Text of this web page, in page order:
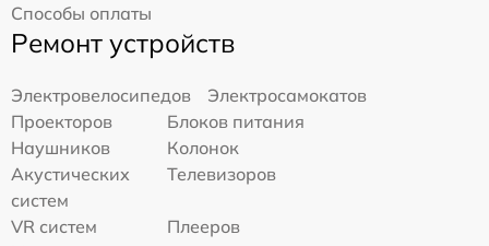
Способы оплаты
Ремонт устройств
Электровелосипедов
Электросамокатов
Проекторов
Блоков питания
Наушников
Колонок
Акустических
систем
Телевизоров
VR систем
Плееров